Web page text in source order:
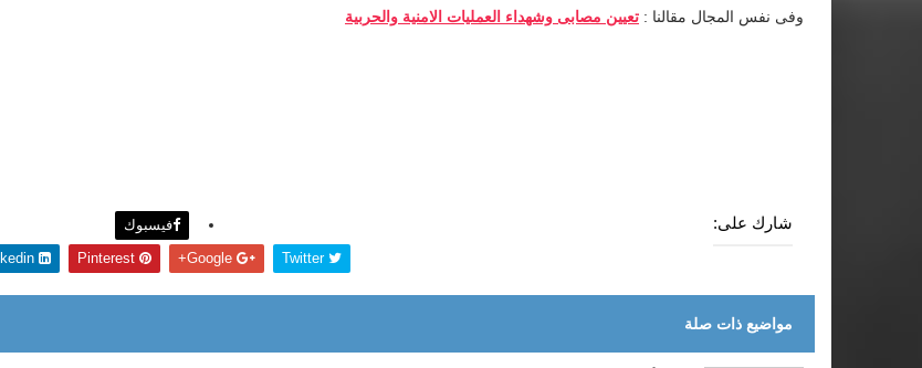
وفى نفس المجال مقالنا : تعيين مصابى وشهداء العمليات الامنية والحربية
شارك على:
فيسبوك
Twitter
مواضيع ذات صلة